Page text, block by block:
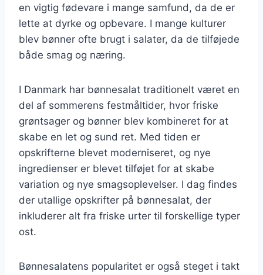
en vigtig fødevare i mange samfund, da de er
lette at dyrke og opbevare. I mange kulturer
blev bønner ofte brugt i salater, da de tilføjede
både smag og næring.
I Danmark har bønnesalat traditionelt været en
del af sommerens festmåltider, hvor friske
grøntsager og bønner blev kombineret for at
skabe en let og sund ret. Med tiden er
opskrifterne blevet moderniseret, og nye
ingredienser er blevet tilføjet for at skabe
variation og nye smagsoplevelser. I dag findes
der utallige opskrifter på bønnesalat, der
inkluderer alt fra friske urter til forskellige typer
ost.
Bønnesalatens popularitet er også steget i takt